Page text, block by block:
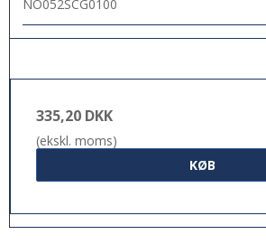
NO052SCG0100
335,20 DKK
(ekskl. moms)
KØB